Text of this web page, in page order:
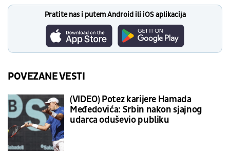
Pratite nas i putem Android ili iOS aplikacija
POVEZANE VESTI
(VIDEO) Potez karijere Hamada
Međedovića: Srbin nakon sjajnog
udarca oduševio publiku